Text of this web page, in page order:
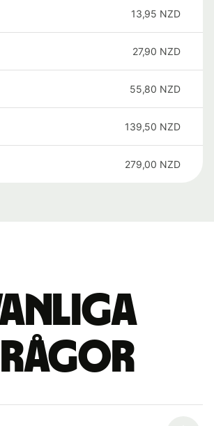
13,95 NZD
27,90 NZD
55,80 NZD
139,50 NZD
279,00 NZD